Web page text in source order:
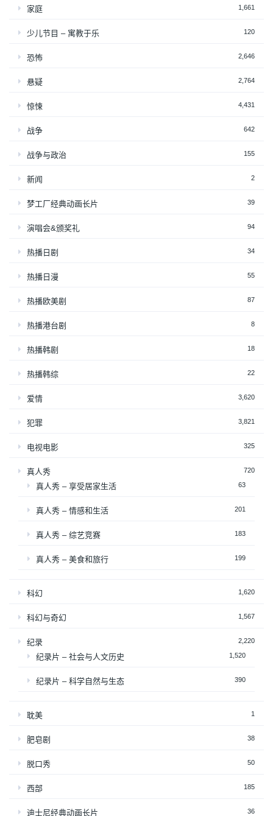
家庭 1,661
少儿节目 – 寓教于乐 120
恐怖 2,646
悬疑 2,764
惊悚 4,431
战争 642
战争与政治 155
新闻 2
梦工厂经典动画长片 39
演唱会&颁奖礼 94
热播日剧 34
热播日漫 55
热播欧美剧 87
热播港台剧 8
热播韩剧 18
热播韩综 22
爱情 3,620
犯罪 3,821
电视电影 325
真人秀 720
真人秀 – 享受居家生活 63
真人秀 – 情感和生活 201
真人秀 – 综艺竞赛 183
真人秀 – 美食和旅行 199
科幻 1,620
科幻与奇幻 1,567
纪录 2,220
纪录片 – 社会与人文历史 1,520
纪录片 – 科学自然与生态 390
耽美 1
肥皂剧 38
脱口秀 50
西部 185
迪士尼经典动画长片 36